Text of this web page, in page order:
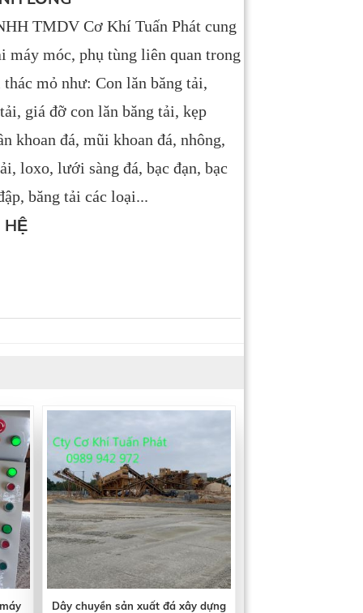
TMDV Cơ Khí Tuấn Phát cung
máy móc, phụ tùng liên quan trong
thác mỏ như: Con lăn băng tải,
giá đỡ con lăn băng tải, kẹp
khoan đá, mũi khoan đá, nhông,
loxo, lưới sàng đá, bạc đạn, bạc
băng tải các loại...
HỆ
Dây chuyền sản xuất đá xây dựng